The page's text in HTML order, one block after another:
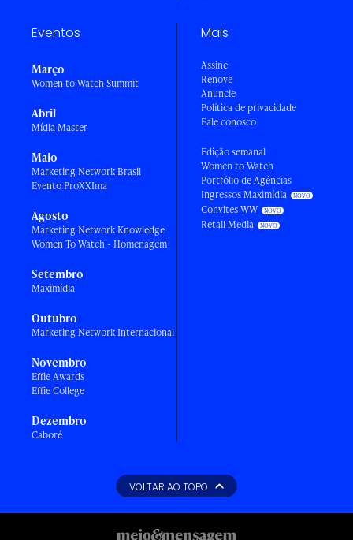
Eventos
Março
Women to Watch Summit
Abril
Mídia Master
Maio
Marketing Network Brasil
Evento ProXXIma
Agosto
Marketing Network Knowledge
Women To Watch - Homenagem
Setembro
Maximídia
Outubro
Marketing Network Internacional
Novembro
Effie Awards
Effie College
Dezembro
Caboré
Mais
Assine
Renove
Anuncie
Política de privacidade
Fale conosco
Edição semanal
Women to Watch
Portfólio de Agências
Ingressos Maximídia
Convites WW
Retail Media
VOLTAR AO TOPO